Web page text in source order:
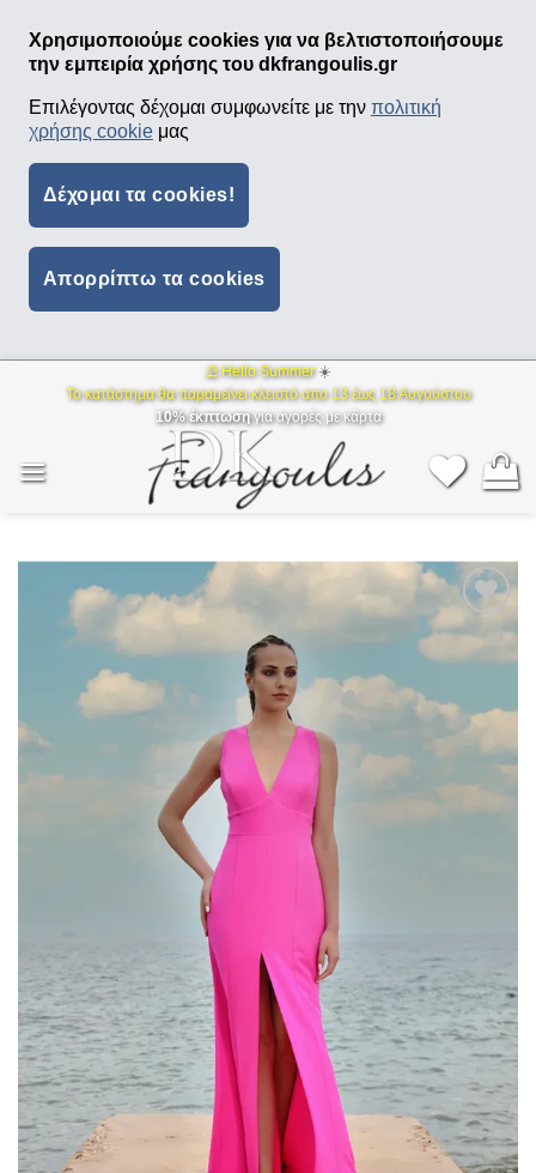
Χρησιμοποιούμε cookies για να βελτιστοποιήσουμε
την εμπειρία χρήσης του dkfrangoulis.gr
Επιλέγοντας δέχομαι συμφωνείτε με την πολιτική
χρήσης cookie μας
Δέχομαι τα cookies!
Απορρίπτω τα cookies
⛱ Hello Summer ☀️
Το κατάστημα θα παραμείνει κλειστό απο 13 έως 18 Αυγούστου
10% έκπτωσηγια αγορές με κάρτα
Add to
wishlist